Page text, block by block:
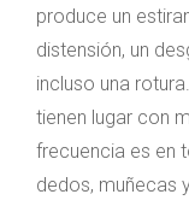
produce un
distensión, un
incluso una
tienen lugar con
frecuencia es en
dedos, muñecas